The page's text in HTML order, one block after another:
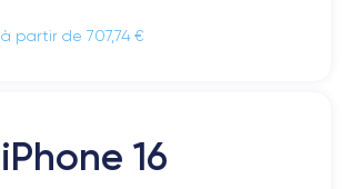
à partir de 707,74 €
iPhone 16